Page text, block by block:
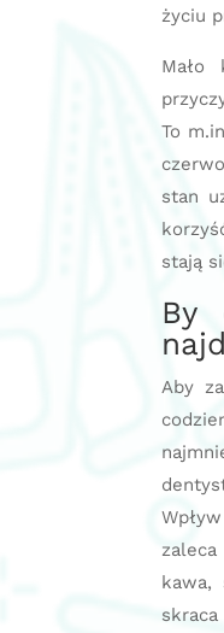
życiu
Mało
To
stan
stają
By
Aby
kawa,